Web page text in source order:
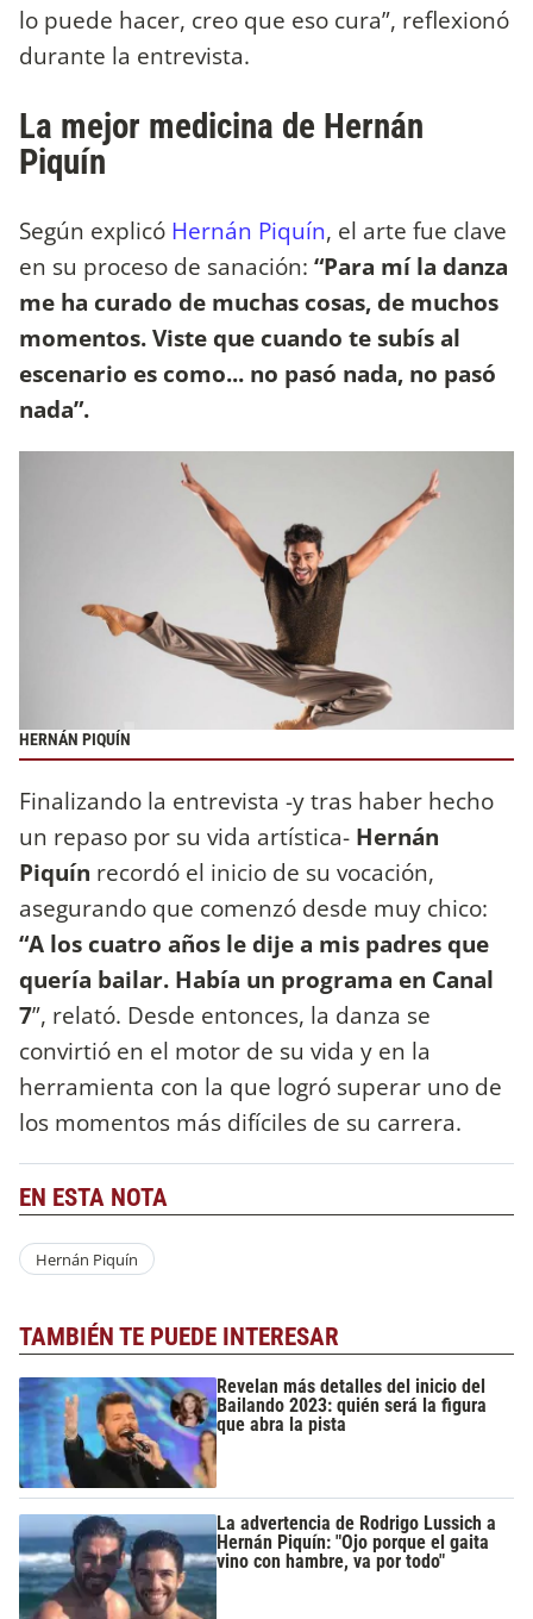
lo puede hacer, creo que eso cura”, reflexionó
durante la entrevista.
La mejor medicina de Hernán
Piquín
Según explicó Hernán Piquín, el arte fue clave
en su proceso de sanación: “Para mí la danza
me ha curado de muchas cosas, de muchos
momentos. Viste que cuando te subís al
escenario es como... no pasó nada, no pasó
nada”.
HERNÁN PIQUÍN
Finalizando la entrevista -y tras haber hecho
un repaso por su vida artística- Hernán
Piquín recordó el inicio de su vocación,
asegurando que comenzó desde muy chico:
“A los cuatro años le dije a mis padres que
quería bailar. Había un programa en Canal
7”, relató. Desde entonces, la danza se
convirtió en el motor de su vida y en la
herramienta con la que logró superar uno de
los momentos más difíciles de su carrera.
EN ESTA NOTA
Hernán Piquín
TAMBIÉN TE PUEDE INTERESAR
Revelan más detalles del inicio del
Bailando 2023: quién será la figura
que abra la pista
La advertencia de Rodrigo Lussich a
Hernán Piquín: "Ojo porque el gaita
vino con hambre, va por todo"